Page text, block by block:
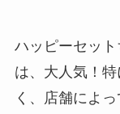
ハッピーセッ
は、大人気！
く、店舗によっ